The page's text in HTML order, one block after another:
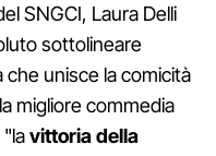
SNGCI, Laura Delli
sottolineare
unisce la comicità
migliore commedia
vittoria della